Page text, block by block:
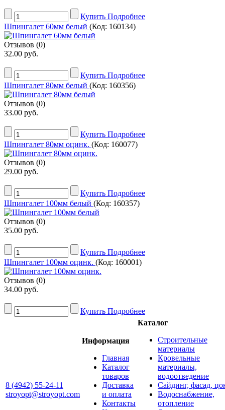
Купить Подробнее
Шпингалет 60мм белый (Код: 160134)
Отзывов (0)
32.00 руб.
Купить Подробнее
Шпингалет 80мм белый (Код: 160356)
Отзывов (0)
33.00 руб.
Купить Подробнее
Шпингалет 80мм оцинк. (Код: 160077)
Отзывов (0)
29.00 руб.
Купить Подробнее
Шпингалет 100мм белый (Код: 160357)
Отзывов (0)
35.00 руб.
Купить Подробнее
Шпингалет 100мм оцинк. (Код: 160001)
Отзывов (0)
34.00 руб.
Купить Подробнее
8 (4942) 55-24-11
stroyopt@stroyopt.com
Информация
Главная
Каталог
товаров
Доставка
и оплата
Контакты
Каталог
Строительные
материалы
Кровельные
материалы,
водоотведение
Сайдинг, фасад,
Водоснабжение,
отопление